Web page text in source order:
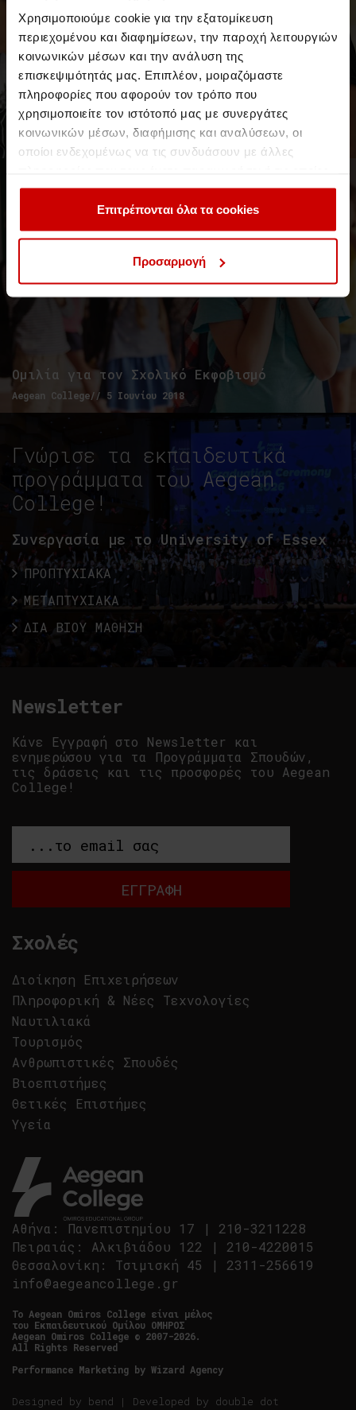
Χρησιμοποιούμε cookie για την εξατομίκευση
περιεχομένου και διαφημίσεων, την παροχή λειτουργιών
κοινωνικών μέσων και την ανάλυση της
επισκεψιμότητάς μας. Επιπλέον, μοιραζόμαστε
πληροφορίες που αφορούν τον τρόπο που
χρησιμοποιείτε τον ιστότοπό μας με συνεργάτες
κοινωνικών μέσων, διαφήμισης και αναλύσεων, οι
οποίοι ενδεχομένως να τις συνδυάσουν με άλλες
έχουν συλλέξει σε σχέση με την από μέρους σας χρήση
των υπηρεσιών τους.Επιτρέπονται όλα τα cookies
Προσαρμογή
29 Μαΐου 2018
Ο Διατροφολόγος Μάνος Δημητρούλης
έδειξε τι σημαίνει νόστιμο Healthy
Cooking!
Σεμινάριο Υγιεινής Διατροφής από το τμήμα Διαιτολογίας
Ομιλία για τον Σχολικό Εκφοβισμό
Aegean College// 5 Ιουνίου 2018
Γνώρισε τα εκπαιδευτικά
προγράμματα του Aegean
College!
Συνεργασία με το University of Essex
ΠΡΟΠΤΥΧΙΑΚΑ
ΜΕΤΑΠΤΥΧΙΑΚΑ
ΔΙΑ ΒΙΟΥ ΜΑΘΗΣΗ
Αθήνα : Πανεπιστημίου 17 | 210-3211228
Πειραιάς : Αλκιβιάδου 122 | 210-4220015
Θεσσαλονίκη : Τσιμισκή 45 | 2311-256619
info@aegeancollege.gr
Tο Aegean Omiros College είναι μέλος
του Εκπαιδευτικού Ομίλου ΟΜΗΡΟΣ
Aegean Omiros College © 2007-2026.
All Rights Reserved
Performance Marketing by Wizard Agency
Designed by bend | Developed by double dot
Σχολές
Διοίκηση Επιχειρήσεων
Πληροφορική & Νέες Τεχνολογίες
Ναυτιλιακά
Τουρισμός
Ανθρωπιστικές Σπουδές
Βιοεπιστήμες
Θετικές Επιστήμες
Υγεία
Newsletter
Κάνε Εγγραφή στο Newsletter και
ενημερώσου για τα Προγράμματα Σπουδών,
τις δράσεις και τις προσφορές του Aegean
College!